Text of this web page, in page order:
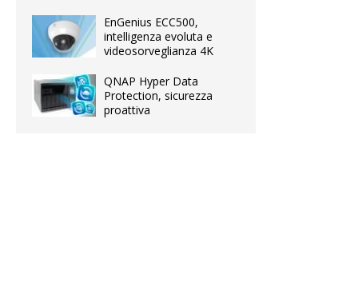
EnGenius ECC500,
intelligenza evoluta e
videosorveglianza 4K
QNAP Hyper Data
Protection, sicurezza
proattiva